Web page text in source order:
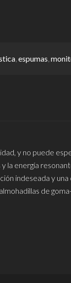
,espumas,
y no puede
la energía
indeseada y
de